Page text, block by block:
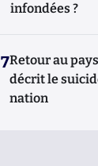
infondées ?
7Retour au
décrit le
nation